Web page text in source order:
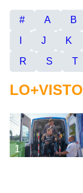
# A B
J K
R
S T
LO+VISTO
1